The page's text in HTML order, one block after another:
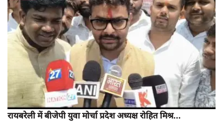
रायबरेली में बीजेपी युवा मोर्चा प्रदेश अध्यक्ष रोहित मिश्र...